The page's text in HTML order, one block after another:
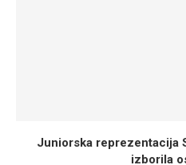
Juniorska reprezentacija
izborila